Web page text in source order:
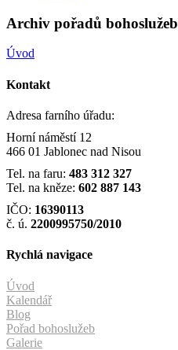
Archiv pořadů bohoslužeb
Úvod
Kontakt
Adresa farního úřadu:
Horní náměstí 12
466 01 Jablonec nad Nisou
Tel. na faru: 483 312 327
Tel. na kněze: 602 887 143
IČO: 16390113
č. ú. 2200995750/2010
Rychlá navigace
Úvod
Kalendář
Blog
Pořad bohoslužeb
Galerie